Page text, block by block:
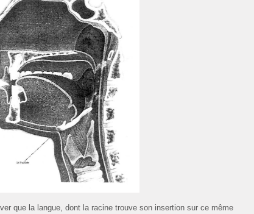
que la langue, dont la racine trouve son insertion sur ce même